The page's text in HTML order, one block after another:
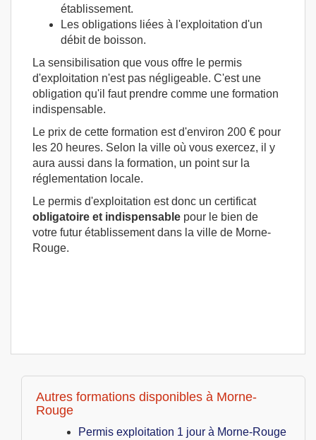
établissement.
Les obligations liées à l'exploitation d'un
débit de boisson.
La sensibilisation que vous offre le permis
d'exploitation n'est pas négligeable. C'est une
obligation qu'il faut prendre comme une formation
indispensable.
Le prix de cette formation est d'environ 200 € pour
les 20 heures. Selon la ville où vous exercez, il y
aura aussi dans la formation, un point sur la
réglementation locale.
Le permis d'exploitation est donc un certificat
obligatoire et indispensable pour le bien de
votre futur établissement dans la ville de Morne-
Rouge.
Autres formations disponibles à Morne-
Rouge
Permis exploitation 1 jour à Morne-Rouge